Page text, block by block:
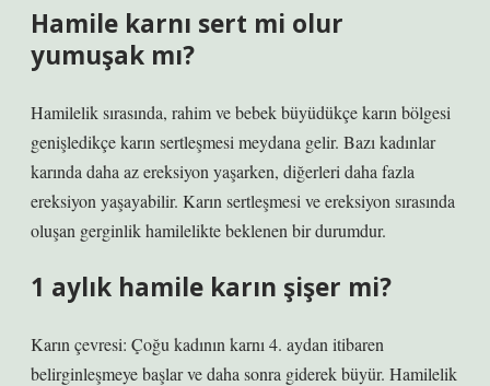
Hamile karnı sert mi olur
yumuşak mı?
Hamilelik sırasında, rahim ve bebek büyüdükçe karın bölgesi
genişledikçe karın sertleşmesi meydana gelir. Bazı kadınlar
karında daha az ereksiyon yaşarken, diğerleri daha fazla
ereksiyon yaşayabilir. Karın sertleşmesi ve ereksiyon sırasında
oluşan gerginlik hamilelikte beklenen bir durumdur.
1 aylık hamile karın şişer mi?
Karın çevresi: Çoğu kadının karnı 4. aydan itibaren
belirginleşmeye başlar ve daha sonra giderek büyür. Hamilelik